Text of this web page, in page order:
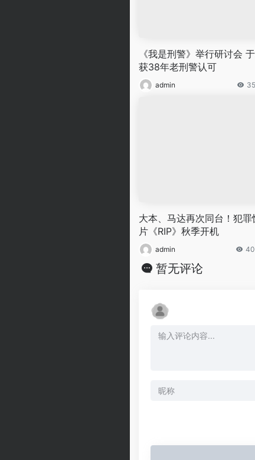
《我是刑警》举行研讨会
获38年老刑警认可
admin
大本、马达再次同台！犯罪
片《RIP》秋季开机
admin
暂无评论